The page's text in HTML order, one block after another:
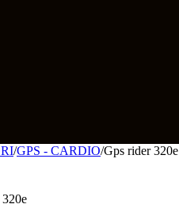
/GPS - CARDIO/Gps rider 320e